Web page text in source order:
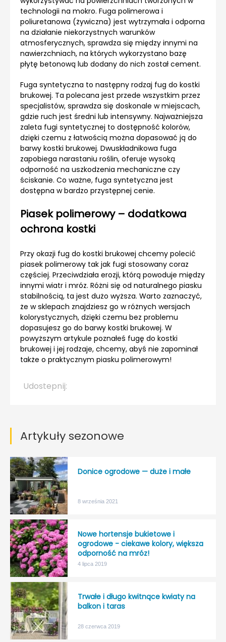
technologii na mokro. Fuga polimerowa i
poliuretanowa (żywiczna) jest wytrzymała i odporna
na działanie niekorzystnych warunków
atmosferycznych, sprawdza się między innymi na
nawierzchniach, na których wykorzystano bazę
płytę betonową lub dodany do nich został cement.
Fuga syntetyczna to następny rodzaj fug do kostki
brukowej. Ta polecana jest przede wszystkim przez
specjalistów, sprawdza się doskonale w miejscach,
gdzie ruch jest średni lub intensywny. Najważniejsza
zaleta fugi syntetycznej to dostępność kolorów,
dzięki czemu z łatwością można dopasować ją do
barwy kostki brukowej. Dwuskładnikowa fuga
zapobiega narastaniu roślin, oferuje wysoką
odporność na uszkodzenia mechaniczne czy
ściskanie. Co ważne, fuga syntetyczna jest
dostępna w bardzo przystępnej cenie.
Piasek polimerowy – dodatkowa
ochrona kostki
Przy okazji fug do kostki brukowej chcemy polecić
piasek polimerowy tak jak fugi stosowany coraz
częściej. Przeciwdziała erozji, którą powoduje między
innymi wiatr i mróz. Różni się od naturalnego piasku
stabilnością, ta jest dużo wyższa. Warto zaznaczyć,
że w sklepach znajdziesz go w różnych wersjach
kolorystycznych, dzięki czemu bez problemu
dopasujesz go do barwy kostki brukowej. W
powyższym artykule poznałeś fugę do kostki
brukowej i jej rodzaje, chcemy, abyś nie zapominał
także o praktycznym piasku polimerowym!
Udostepnij:
Artykuły sezonowe
Donice ogrodowe — duże i małe
8 września 2021
Nowe hortensje bukietowe i
ogrodowe - ciekawe kolory, większa
odporność na mróz!
4 lipca 2019
Trwałe i długo kwitnące kwiaty na
balkon i taras
28 czerwca 2019